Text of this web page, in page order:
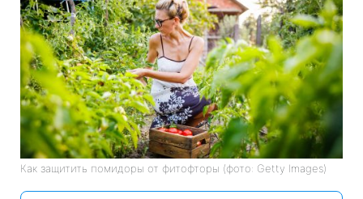
Как защитить помидоры от фитофторы (фото: Getty Images)